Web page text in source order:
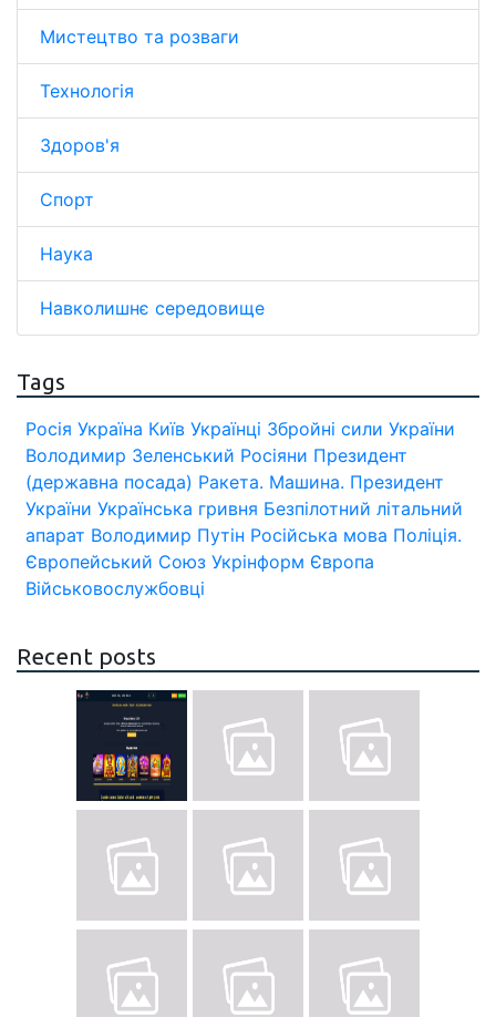
Мистецтво та розваги
Технологія
Здоров'я
Спорт
Наука
Навколишнє середовище
Tags
Росія Україна Київ Українці Збройні сили України
Володимир Зеленський Росіяни Президент
(державна посада) Ракета. Машина. Президент
України Українська гривня Безпілотний літальний
апарат Володимир Путін Російська мова Поліція.
Європейський Союз Укрінформ Європа
Військовослужбовці
Recent posts